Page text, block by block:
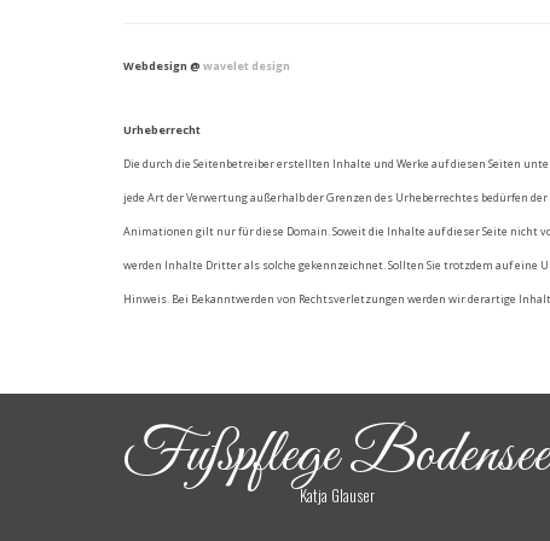
Webdesign @ wavelet design
Urheberrecht
Die durch die Seitenbetreiber erstellten Inhalte und Werke auf diesen Seiten
jede Art der Verwertung außerhalb der Grenzen des Urheberrechtes bedürfen
Animationen gilt nur für diese Domain. Soweit die Inhalte auf dieser Seite nicht
werden Inhalte Dritter als solche gekennzeichnet. Sollten Sie trotzdem auf
Hinweis. Bei Bekanntwerden von Rechtsverletzungen werden wir derartige
Fußpflege Bodensee
Katja Glauser